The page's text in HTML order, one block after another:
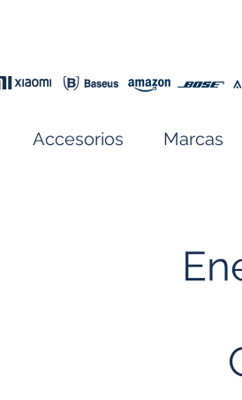
Accesorios Marcas